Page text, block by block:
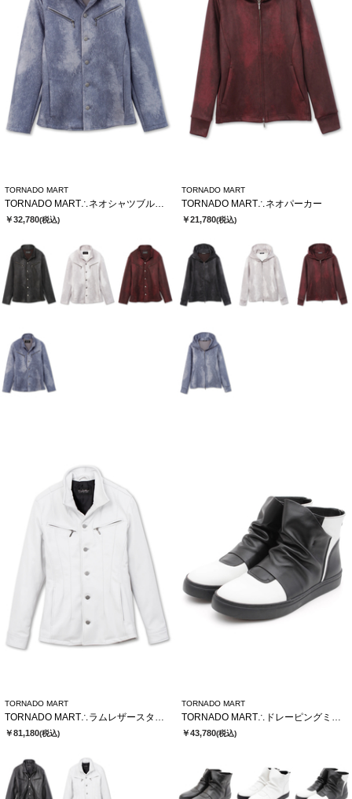
TORNADO MART
TORNADO MART∴ネオシャツブルゾン
￥32,780(税込)
TORNADO MART
TORNADO MART∴ネオパーカー
￥21,780(税込)
TORNADO MART
￥81,180(税込)
TORNADO MART
￥43,780(税込)